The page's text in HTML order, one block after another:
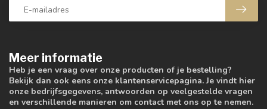
Meer informatie
Heb je een vraag over onze producten of je bestelling?
Bekijk dan ook eens onze klantenservicepagina. Je vindt hier
onze bedrijfsgegevens, antwoorden op veelgestelde vragen
en verschillende manieren om contact met ons op te nemen.